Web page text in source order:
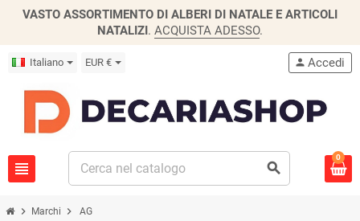
VASTO ASSORTIMENTO DI ALBERI DI NATALE E ARTICOLI
NATALIZI. ACQUISTA ADESSO.
Italiano EUR €
view_headline search
person Accedi
0
chevron_right Marchi chevron_right AG